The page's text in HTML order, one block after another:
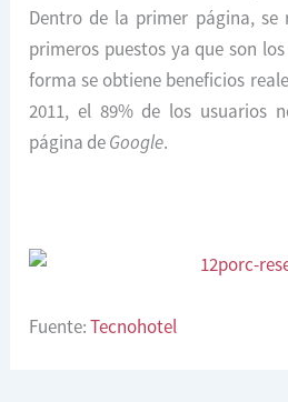
Dentro de la primer página, se
primeros puestos ya que son
forma se obtiene beneficios
2011, el 89% de los usuarios
página deGoogle.
Fuente:Tecnohotel